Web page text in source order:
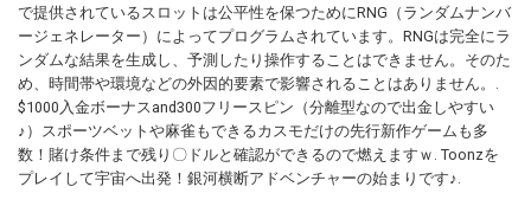
で提供されているスロットは公平性を保つためにRNG（ランダムナンバ
ージェネレーター）によってプログラムされています。RNGは完全にラ
ンダムな結果を生成し、予測したり操作することはできません。そのた
め、時間帯や環境などの外因的要素で影響されることはありません。.
$1000入金ボーナスand300フリースピン（分離型なので出金しやすい
♪）スポーツベットや麻雀もできるカスモだけの先行新作ゲームも多
数！賭け条件まで残り〇ドルと確認ができるので燃えますｗ. Toonzを
プレイして宇宙へ出発！銀河横断アドベンチャーの始まりです♪.